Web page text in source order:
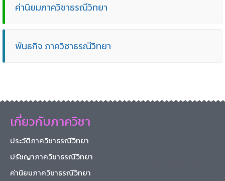
ค่านิยมภาควิชาธรณีวิทยา
พันธกิจ ภาควิชาธรณีวิทยา
เกี่ยวกับภาควิชา
ประวัติภาควิชาธรณีวิทยา
ปรัชญาภาควิชาธรณีวิทยา
ค่านิยมภาควิชาธรณีวิทยา